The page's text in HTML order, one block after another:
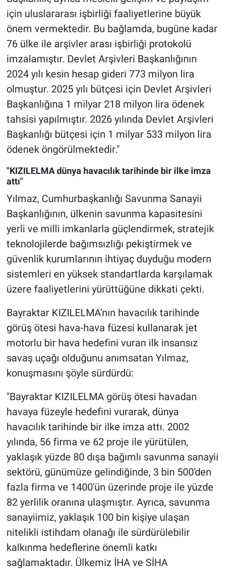
için uluslararası işbirliği faaliyetlerine büyük
önem vermektedir. Bu bağlamda, bugüne kadar
76 ülke ile arşivler arası işbirliği protokolü
imzalamıştır. Devlet Arşivleri Başkanlığının
2024 yılı kesin hesap gideri 773 milyon lira
olmuştur. 2025 yılı bütçesi için Devlet Arşivleri
Başkanlığına 1 milyar 218 milyon lira ödenek
tahsisi yapılmıştır. 2026 yılında Devlet Arşivleri
Başkanlığı bütçesi için 1 milyar 533 milyon lira
ödenek öngörülmektedir."
"KIZILELMA dünya havacılık tarihinde bir ilke imza
attı"
Yılmaz, Cumhurbaşkanlığı Savunma Sanayii
Başkanlığının, ülkenin savunma kapasitesini
yerli ve milli imkanlarla güçlendirmek, stratejik
teknolojilerde bağımsızlığı pekiştirmek ve
güvenlik kurumlarının ihtiyaç duyduğu modern
sistemleri en yüksek standartlarda karşılamak
üzere faaliyetlerini yürüttüğüne dikkati çekti.
Bayraktar KIZILELMA'nın havacılık tarihinde
görüş ötesi hava-hava füzesi kullanarak jet
motorlu bir hava hedefini vuran ilk insansız
savaş uçağı olduğunu anımsatan Yılmaz,
konuşmasını şöyle sürdürdü:
"Bayraktar KIZILELMA görüş ötesi havadan
havaya füzeyle hedefini vurarak, dünya
havacılık tarihinde bir ilke imza attı. 2002
yılında, 56 firma ve 62 proje ile yürütülen,
yaklaşık yüzde 80 dışa bağımlı savunma sanayii
sektörü, günümüze gelindiğinde, 3 bin 500'den
fazla firma ve 1400'ün üzerinde proje ile yüzde
82 yerlilik oranına ulaşmıştır. Ayrıca, savunma
sanayiimiz, yaklaşık 100 bin kişiye ulaşan
nitelikli istihdam olanağı ile sürdürülebilir
kalkınma hedeflerine önemli katkı
sağlamaktadır. Ülkemiz İHA ve SİHA